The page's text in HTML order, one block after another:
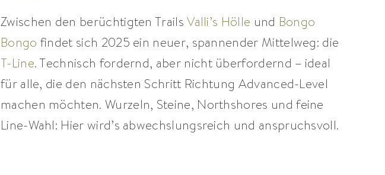
Zwischen den berüchtigten TrailsValli’s Hölle und Bongo
Bongo findet sich 2025 ein neuer, spannender Mittelweg: die
T-Line. Technisch fordernd, aber nicht überfordernd – ideal
für alle, die den nächsten Schritt Richtung Advanced-Level
machen möchten. Wurzeln, Steine, Northshores und feine
Line-Wahl: Hier wird’s abwechslungsreich und anspruchsvoll.